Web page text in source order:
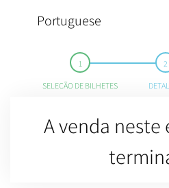
Portuguese
SELEÇÃO DE BILHETES
A venda neste